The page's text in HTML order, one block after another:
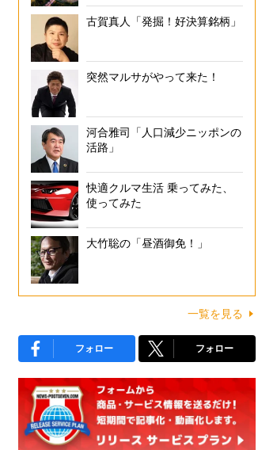
古賀真人「発掘！好決算銘柄」
突然マルサがやって来た！
河合雅司「人口減少ニッポンの
活路」
快適クルマ生活 乗ってみた、
使ってみた
大竹聡の「昼酒御免！」
一覧を見る
フォロー フォロー